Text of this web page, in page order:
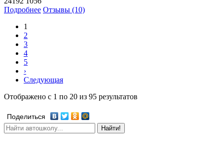
Подробнее Отзывы (10)
1
2
3
4
5
›
Следующая
Отображено с 1 по 20 из 95 результатов
Поделиться
Найти!